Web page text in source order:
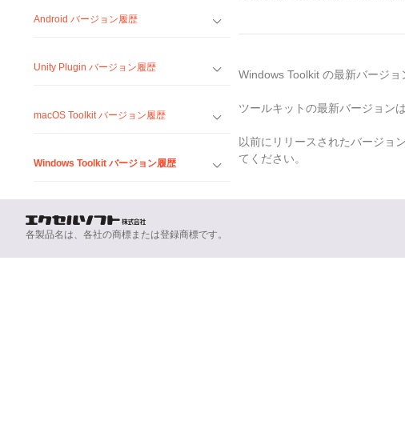
Windows Toolkit の最新バージョ
ツールキットの最新バージョンは
以前にリリースされたバージョ
てください。
Android バージョン履歴
Unity Plugin バージョン履歴
macOS Toolkit バージョン履歴
Windows Toolkit バージョン履歴
各製品名は、各社の商標または登録商標です。